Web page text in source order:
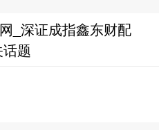
_深证成指鑫东财配
题